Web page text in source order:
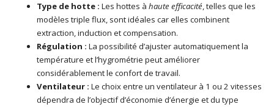
Type de hotte : Les hottes à haute efficacité, telles que les
modèles triple flux, sont idéales car elles combinent
extraction, induction et compensation.
Régulation : La possibilité d’ajuster automatiquement la
température et l’hygrométrie peut améliorer
considérablement le confort de travail.
Ventilateur : Le choix entre un ventilateur à 1 ou 2 vitesses
dépendra de l’objectif d’économie d’énergie et du type